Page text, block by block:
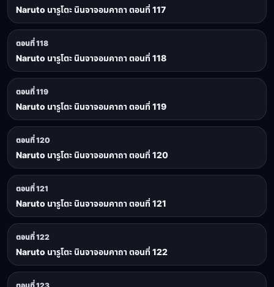
Naruto นารูโตะ นินจาจอมคาถา ตอนที่ 117
ตอนที่ 118
Naruto นารูโตะ นินจาจอมคาถา ตอนที่ 118
ตอนที่ 119
Naruto นารูโตะ นินจาจอมคาถา ตอนที่ 119
ตอนที่ 120
Naruto นารูโตะ นินจาจอมคาถา ตอนที่ 120
ตอนที่ 121
Naruto นารูโตะ นินจาจอมคาถา ตอนที่ 121
ตอนที่ 122
Naruto นารูโตะ นินจาจอมคาถา ตอนที่ 122